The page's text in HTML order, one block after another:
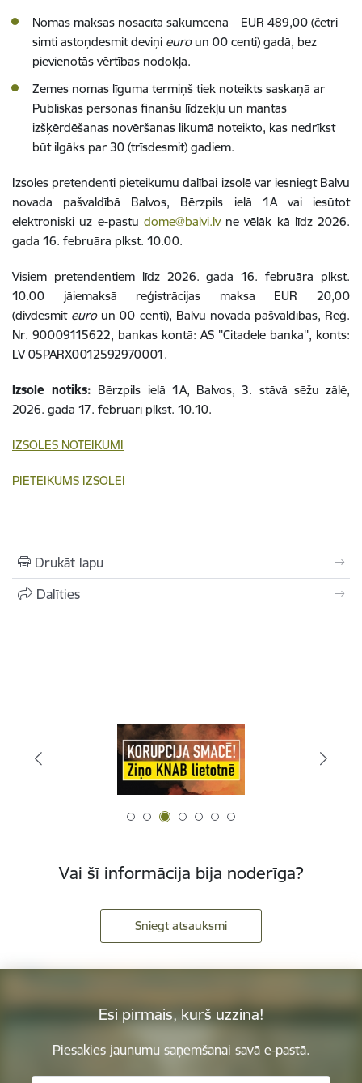
Nomas maksas nosacītā sākumcena – EUR 489,00 (četri
simti astoņdesmit deviņi euroun 00 centi) gadā, bez
pievienotās vērtības nodokļa.
Zemes nomas līguma termiņš tiek noteikts saskaņā ar
Publiskas personas finanšu līdzekļu un mantas
izšķērdēšanas novēršanas likumā noteikto, kas nedrīkst
būt ilgāks par 30 (trīsdesmit) gadiem.
Izsoles pretendenti pieteikumu dalībai izsolē var iesniegt Balvu
novada pašvaldībā Balvos, Bērzpils ielā 1A vai iesūtot
elektroniski uz e-pastu dome@balvi.lvne vēlāk kā līdz 2026.
gada 16. februāra plkst. 10.00.
Visiem pretendentiem līdz 2026. gada 16. februāra plkst.
10.00 jāiemaksā reģistrācijas maksa EUR 20,00
(divdesmit euro un 00 centi), Balvu novada pašvaldības, Reģ.
Nr. 90009115622, bankas kontā: AS ''Citadele banka'', konts:
LV 05PARX0012592970001.
Izsole notiks: Bērzpils ielā 1A, Balvos, 3. stāvā sēžu zālē,
2026. gada 17. februārī plkst. 10.10.
IZSOLES NOTEIKUMI
PIETEIKUMS IZSOLEI
Drukāt lapu
Dalīties
Vai šī informācija bija noderīga?
Sniegt atsauksmi
Esi pirmais, kurš uzzina!
Piesakies jaunumu saņemšanai savā e-pastā.